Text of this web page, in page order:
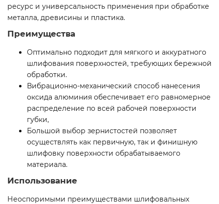
ресурс и универсальность применения при обработке
металла, древисины и пластика.
Преимущества
Оптимально подходит для мягкого и аккуратного
шлифования поверхностей, требующих бережной
обработки.
Вибрационно-механический способ нанесения
оксида алюминия обеспечивает его равномерное
распределение по всей рабочей поверхности
губки,
Большой выбор зернистостей позволяет
осуществлять как первичную, так и финишную
шлифовку поверхности обрабатываемого
материала.
Использование
Неоспоримыми преимуществами шлифовальных